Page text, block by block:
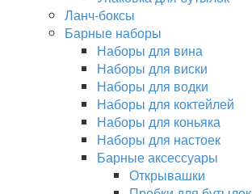
Ланч-боксы
Барные наборы
Наборы для вина
Наборы для виски
Наборы для водки
Наборы для коктейлей
Наборы для коньяка
Наборы для настоек
Барные аксессуары
Открывашки